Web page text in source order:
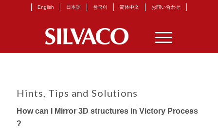
English 日本語 한국어 简体中文 お問い合わせ
Hints, Tips and Solutions
How can I Mirror 3D structures in Victory Process
?